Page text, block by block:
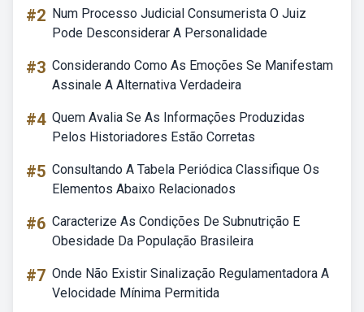
#2 Num Processo Judicial Consumerista O Juiz
Pode Desconsiderar A Personalidade
#3 Considerando Como As Emoções Se Manifestam
Assinale A Alternativa Verdadeira
#4 Quem Avalia Se As Informações Produzidas
Pelos Historiadores Estão Corretas
#5 Consultando A Tabela Periódica Classifique Os
Elementos Abaixo Relacionados
#6 Caracterize As Condições De Subnutrição E
Obesidade Da População Brasileira
#7 Onde Não Existir Sinalização Regulamentadora A
Velocidade Mínima Permitida